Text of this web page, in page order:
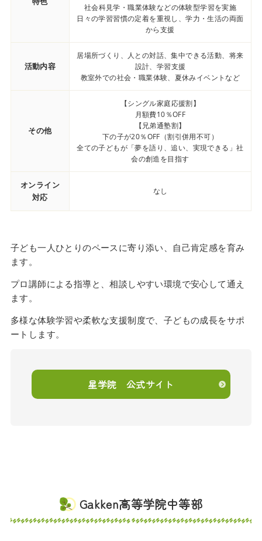
社会科見学・職業体験などの体験型学習を実施
日々の学習習慣の定着を重視し、学力・生活の両面
から支援
活動内容
居場所づくり、人との対話、集中できる活動、将来
設計、学習支援
教室外での社会・職業体験、夏休みイベントなど
その他
【シングル家庭応援割】
月額費10％OFF
【兄弟通塾割】
下の子が20％OFF（割引併用不可）
全ての子どもが「夢を語り、追い、実現できる」社
会の創造を目指す
オンライン
対応
なし
子ども一人ひとりのペースに寄り添い、自己肯定感を育み
ます。
プロ講師による指導と、相談しやすい環境で安心して通え
ます。
多様な体験学習や柔軟な支援制度で、子どもの成長をサポ
ートします。
星学院 公式サイト
Gakken高等学院中等部